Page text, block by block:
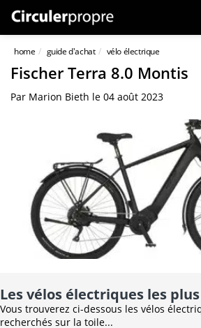
home guide d'achat vélo électrique
Fischer Terra 8.0 Montis
Par Marion Bieth le 04 août 2023
Les vélos électriques les
Vous trouverez ci-dessous les vélos
recherchés sur la toile...